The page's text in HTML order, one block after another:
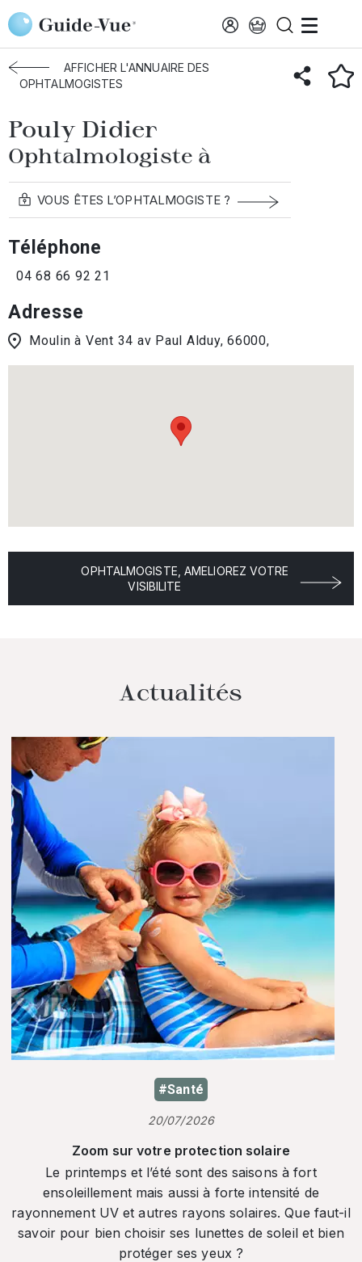
Aller au contenu principal
Accueil Annuaire des ophtalmologistes Pouly Didier
AFFICHER L'ANNUAIRE DES
OPHTALMOGISTES
Pouly Didier
Ophtalmologiste à
VOUS ÊTES L’OPHTALMOGISTE ?
Téléphone
04 68 66 92 21
Adresse
Moulin à Vent 34 av Paul Alduy, 66000,
OPHTALMOGISTE, AMELIOREZ VOTRE
VISIBILITE
Actualités
#Santé
20/07/2026
Zoom sur votre protection solaire
Le printemps et l’été sont des saisons à fort
ensoleillement mais aussi à forte intensité de
rayonnement UV et autres rayons solaires. Que faut-il
savoir pour bien choisir ses lunettes de soleil et bien
protéger ses yeux ?